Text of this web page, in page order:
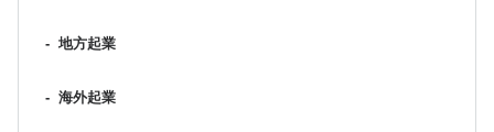
- 地方起業
- 海外起業